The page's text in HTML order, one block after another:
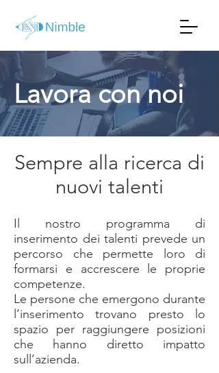
Lavora con noi
Sempre alla ricerca di
nuovi talenti
Il nostro programma di
inserimento dei talenti prevede un
percorso che permette loro di
formarsi e accrescere le proprie
competenze.
Le persone che emergono durante
l’inserimento trovano presto lo
spazio per raggiungere posizioni
che hanno diretto impatto
sull’azienda.